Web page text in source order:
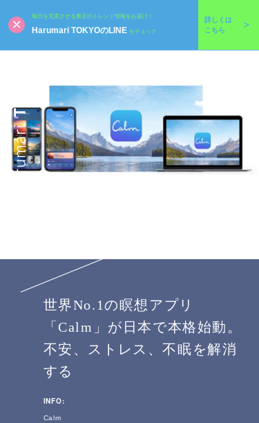
毎日を充実させる東京のトレンド情報をお届け！
Harumari TOKYOのLINE をチェック
詳しくは
こちら
世界No.1の瞑想アプリ
「Calm」が日本で本格始動。
不安、ストレス、不眠を解消
する
INFO:
Calm